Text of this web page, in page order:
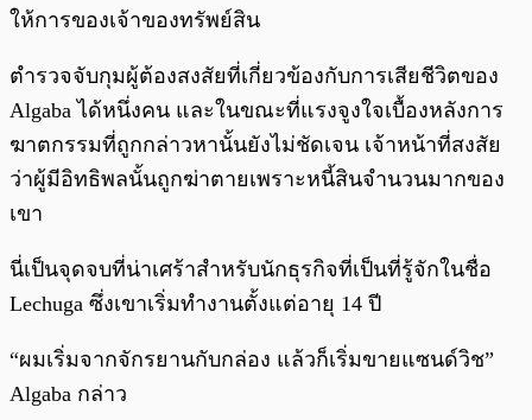
ให้การของเจ้าของทรัพย์สิน
ตำรวจจับกุมผู้ต้องสงสัยที่เกี่ยวข้องกับการเสียชีวิตของ
Algaba ได้หนึ่งคน และในขณะที่แรงจูงใจเบื้องหลังการ
ฆาตกรรมที่ถูกกล่าวหานั้นยังไม่ชัดเจน เจ้าหน้าที่สงสัย
ว่าผู้มีอิทธิพลนั้นถูกฆ่าตายเพราะหนี้สินจำนวนมากของ
เขา
นี่เป็นจุดจบที่น่าเศร้าสำหรับนักธุรกิจที่เป็นที่รู้จักในชื่อ
Lechuga ซึ่งเขาเริ่มทำงานตั้งแต่อายุ 14 ปี
“ผมเริ่มจากจักรยานกับกล่อง แล้วก็เริ่มขายแซนด์วิช”
Algaba กล่าว